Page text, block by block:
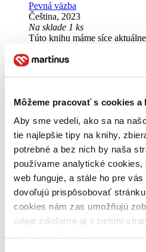
Môžeme pracovať s cookies
Aby sme vedeli, ako sa na
tie najlepšie tipy na knihy,
potrebné a bez nich by naša
používame analytické
web funguje, a stále ho pre
dovoľujú prispôsobovať
cookies nám zas umožňujú
údaje zdieľame aj s tretími
Pevná väzba
Čeština, 2023
Na sklade 1 ks
Túto knihu máme síce
Dodanie ďalších môže trvať
Vložiť do košíka